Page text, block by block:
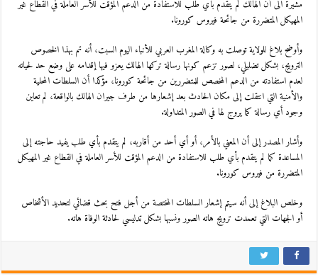
مشيرة الى أن الهالك لم يتقدم بأي طلب للاستفادة من الدعم المؤقت للأسر العاملة في القطاع غير
المهيكل المتضررة من جائحة فيروس كورونا.
وأوضح بلاغ للولاية توصلت به وكالة المغرب العربي للأنباء اليوم السبت، أنه تم بهذا الخصوص
الترويج، بشكل تضليلي، لصور تزعم كونها رسالة تركها الهالك يعزو فيها إقدامه على وضع حد لحياته
لعدم استفادته من الدعم المخصص للمتضررين من جائحة كورونا، مؤكدا أن السلطات المحلية
والأمنية التي انتقلت إلى مكان الحادث بعد إشعارها من طرف جيران الهالك بالواقعة، لم تعاين
وجود أي رسالة كما يروج لها في الصور المتداولة.
وأشار المصدر إلى أن المعني بالأمر، أو أي أحد من أقاربه، لم يتقدم بأي طلب يفيد حاجته إلى
المساعدة كما لم يتقدم بأي طلب للاستفادة من الدعم المؤقت للأسر العاملة في القطاع غير المهيكل
المتضررة من فيروس كورونا.
وخلص البلاغ إلى أنه سيتم إشعار السلطات المختصة من أجل فتح بحث قضائي لتحديد الأشخاص
أو الجهات التي تعمدت ترويج هاته الصور ونسبها بشكل تدليسي لحادثة الوفاة هاته.